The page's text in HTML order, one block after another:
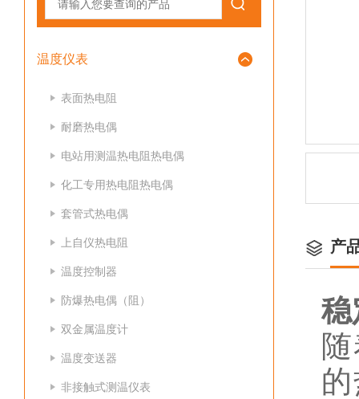
温度仪表
表面热电阻
耐磨热电偶
电站用测温热电阻热电偶
化工专用热电阻热电偶
套管式热电偶
上自仪热电阻
温度控制器
防爆热电偶（阻）
双金属温度计
温度变送器
非接触式测温仪表
产
稳